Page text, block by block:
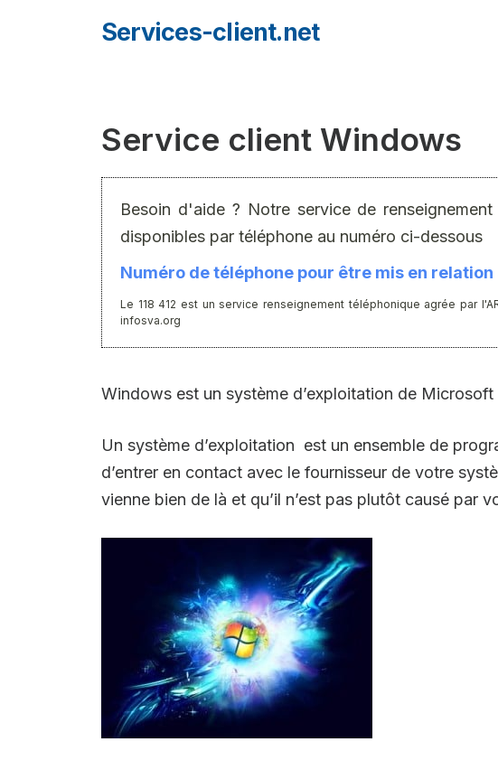
Services-client.net
Service client Windows
Besoin d'aide ? Notre service de
disponibles par téléphone au numéro ci-dessous
Numéro de téléphone pour être mis en
Le 118 412 est un service renseignement téléphonique agrée par
infosva.org
Windows est un système d’exploitation de
Un système d’exploitation est un ensemble de
d’entrer en contact avec le fournisseur de votre
vienne bien de là et qu’il n’est pas plutôt causé par